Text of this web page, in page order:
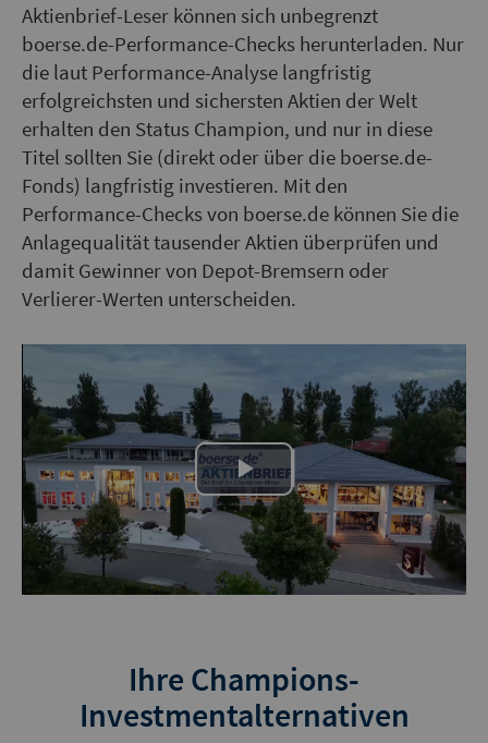
Aktienbrief-Leser können sich unbegrenzt
boerse.de-Performance-Checks herunterladen. Nur
die laut Performance-Analyse langfristig
erfolgreichsten und sichersten Aktien der Welt
erhalten den Status Champion, und nur in diese
Titel sollten Sie (direkt oder über die boerse.de-
Fonds) langfristig investieren. Mit den
Performance-Checks von boerse.de können Sie die
Anlagequalität tausender Aktien überprüfen und
damit Gewinner von Depot-Bremsern oder
Verlierer-Werten unterscheiden.
Play
Video
Ihre Champions-
Investmentalternativen